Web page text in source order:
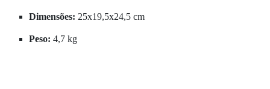
Dimensões: 25x19,5x24,5 cm
Peso: 4,7 kg